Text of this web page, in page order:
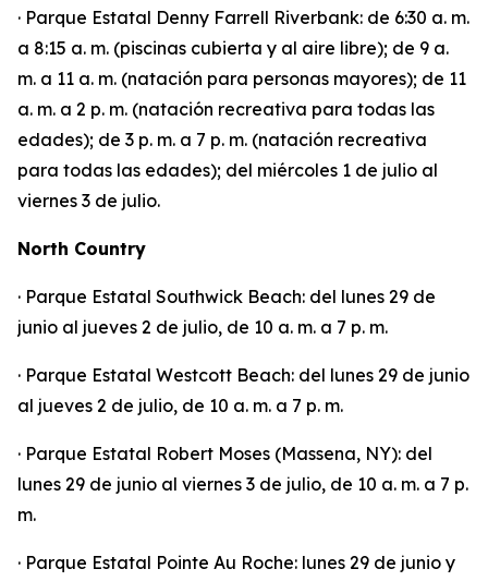
· Parque Estatal Denny Farrell Riverbank: de 6:30 a. m.
a 8:15 a. m. (piscinas cubierta y al aire libre); de 9 a.
m. a 11 a. m. (natación para personas mayores); de 11
a. m. a 2 p. m. (natación recreativa para todas las
edades); de 3 p. m. a 7 p. m. (natación recreativa
para todas las edades); del miércoles 1 de julio al
viernes 3 de julio.
North Country
· Parque Estatal Southwick Beach: del lunes 29 de
junio al jueves 2 de julio, de 10 a. m. a 7 p. m.
· Parque Estatal Westcott Beach: del lunes 29 de junio
al jueves 2 de julio, de 10 a. m. a 7 p. m.
· Parque Estatal Robert Moses (Massena, NY): del
lunes 29 de junio al viernes 3 de julio, de 10 a. m. a 7 p.
m.
· Parque Estatal Pointe Au Roche: lunes 29 de junio y